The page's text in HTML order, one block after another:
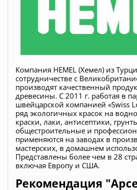
Компания HEMEL (Хемел) из
сотрудничестве с
производят качественный
древесины. С 2011 г. работая в
швейцарской компанией «Swiss
ряд экологичных красок на
краски, лаки, антисептики,
общестроительные и
применяются на заводах в
мастерских, в домашнем
Представлены более чем в 28
включая Европу и США.
Рекомендация